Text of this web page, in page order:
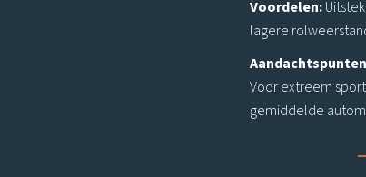
Voordelen:
lagere
Voor extreem
gemiddelde